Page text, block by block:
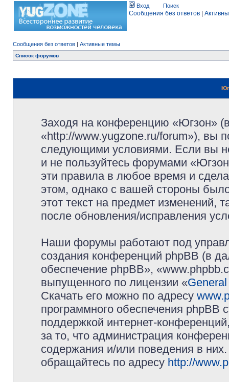
Вход Поиск
Сообщения без ответов
Сообщения без ответов | Активные темы
Список форумов
Заходя на конференцию «Югзон»
«http://www.yugzone.ru/forum»), вы
следующими условиями. Если вы
и не пользуйтесь форумами
эти правила в любое время и
этом, однако с вашей стороны
этот текст на предмет изменений,
после обновления/исправления
Наши форумы работают под
создания конференций phpBB (в
обеспечение phpBB»,
выпущенного по лицензии «
Скачать его можно по адресу
программного обеспечения phpBB
поддержкой интернет-
за то, что администрация
содержания и/или поведения в
обращайтесь по адресу http://